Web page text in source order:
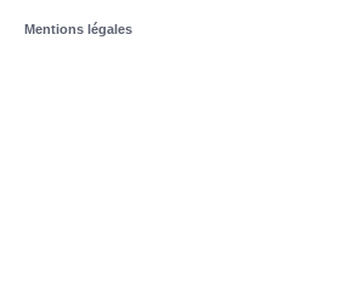
Mentions légales